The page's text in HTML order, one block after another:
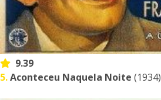
9.39
5.Aconteceu Naquela Noite (1934)